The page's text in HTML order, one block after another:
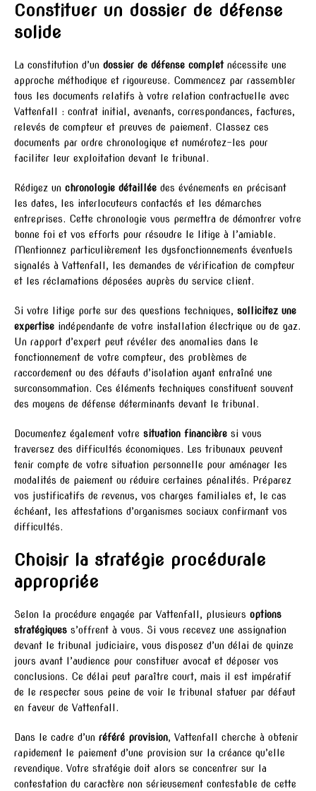
Constituer un dossier de défense
solide
La constitution d’un dossier de défense completnécessite une
approche méthodique et rigoureuse. Commencez par rassembler
tous les documents relatifs à votre relation contractuelle avec
Vattenfall : contrat initial, avenants, correspondances, factures,
relevés de compteur et preuves de paiement. Classez ces
documents par ordre chronologique et numérotez-les pour
faciliter leur exploitation devant le tribunal.
Rédigez un chronologie détaillée des événements en précisant
les dates, les interlocuteurs contactés et les démarches
entreprises. Cette chronologie vous permettra de démontrer votre
bonne foi et vos efforts pour résoudre le litige à l’amiable.
Mentionnez particulièrement les dysfonctionnements éventuels
signalés à Vattenfall, les demandes de vérification de compteur
et les réclamations déposées auprès du service client.
Si votre litige porte sur des questions techniques, sollicitez une
expertise indépendante de votre installation électrique ou de gaz.
Un rapport d’expert peut révéler des anomalies dans le
fonctionnement de votre compteur, des problèmes de
raccordement ou des défauts d’isolation ayant entraîné une
surconsommation. Ces éléments techniques constituent souvent
des moyens de défense déterminants devant le tribunal.
Documentez également votre situation financière si vous
traversez des difficultés économiques. Les tribunaux peuvent
tenir compte de votre situation personnelle pour aménager les
modalités de paiement ou réduire certaines pénalités. Préparez
vos justificatifs de revenus, vos charges familiales et, le cas
échéant, les attestations d’organismes sociaux confirmant vos
difficultés.
Choisir la stratégie procédurale
appropriée
Selon la procédure engagée par Vattenfall, plusieurs options
stratégiques s’offrent à vous. Si vous recevez une assignation
devant le tribunal judiciaire, vous disposez d’un délai de quinze
jours avant l’audience pour constituer avocat et déposer vos
conclusions. Ce délai peut paraître court, mais il est impératif
de le respecter sous peine de voir le tribunal statuer par défaut
en faveur de Vattenfall.
Dans le cadre d’un référé provision, Vattenfall cherche à obtenir
rapidement le paiement d’une provision sur la créance qu’elle
revendique. Votre stratégie doit alors se concentrer sur la
contestation du caractère non sérieusement contestable de cette